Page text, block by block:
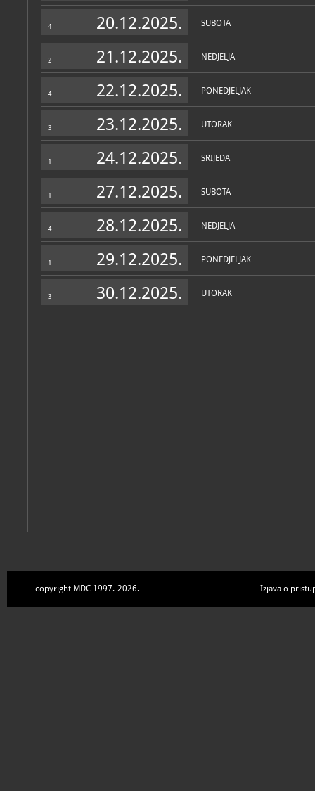
4 20.12.2025. SUBOTA
2 21.12.2025. NEDJELJA
4 22.12.2025. PONEDJELJAK
3 23.12.2025. UTORAK
1 24.12.2025. SRIJEDA
1 27.12.2025. SUBOTA
4 28.12.2025. NEDJELJA
1 29.12.2025. PONEDJELJAK
3 30.12.2025. UTORAK
Muzej u fondovima MDC-a
Katalog knjižnice (1)
Grad Bakar kroz vjekove
Bakar, Gradski muzej Bakar, 1982
copyright MDC 1997.-2026. Izjava o